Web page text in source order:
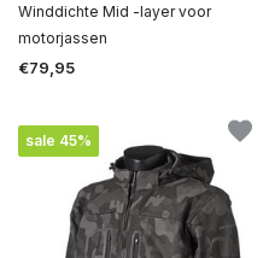
Winddichte Mid -layer voor
motorjassen
€79,95
sale 45%